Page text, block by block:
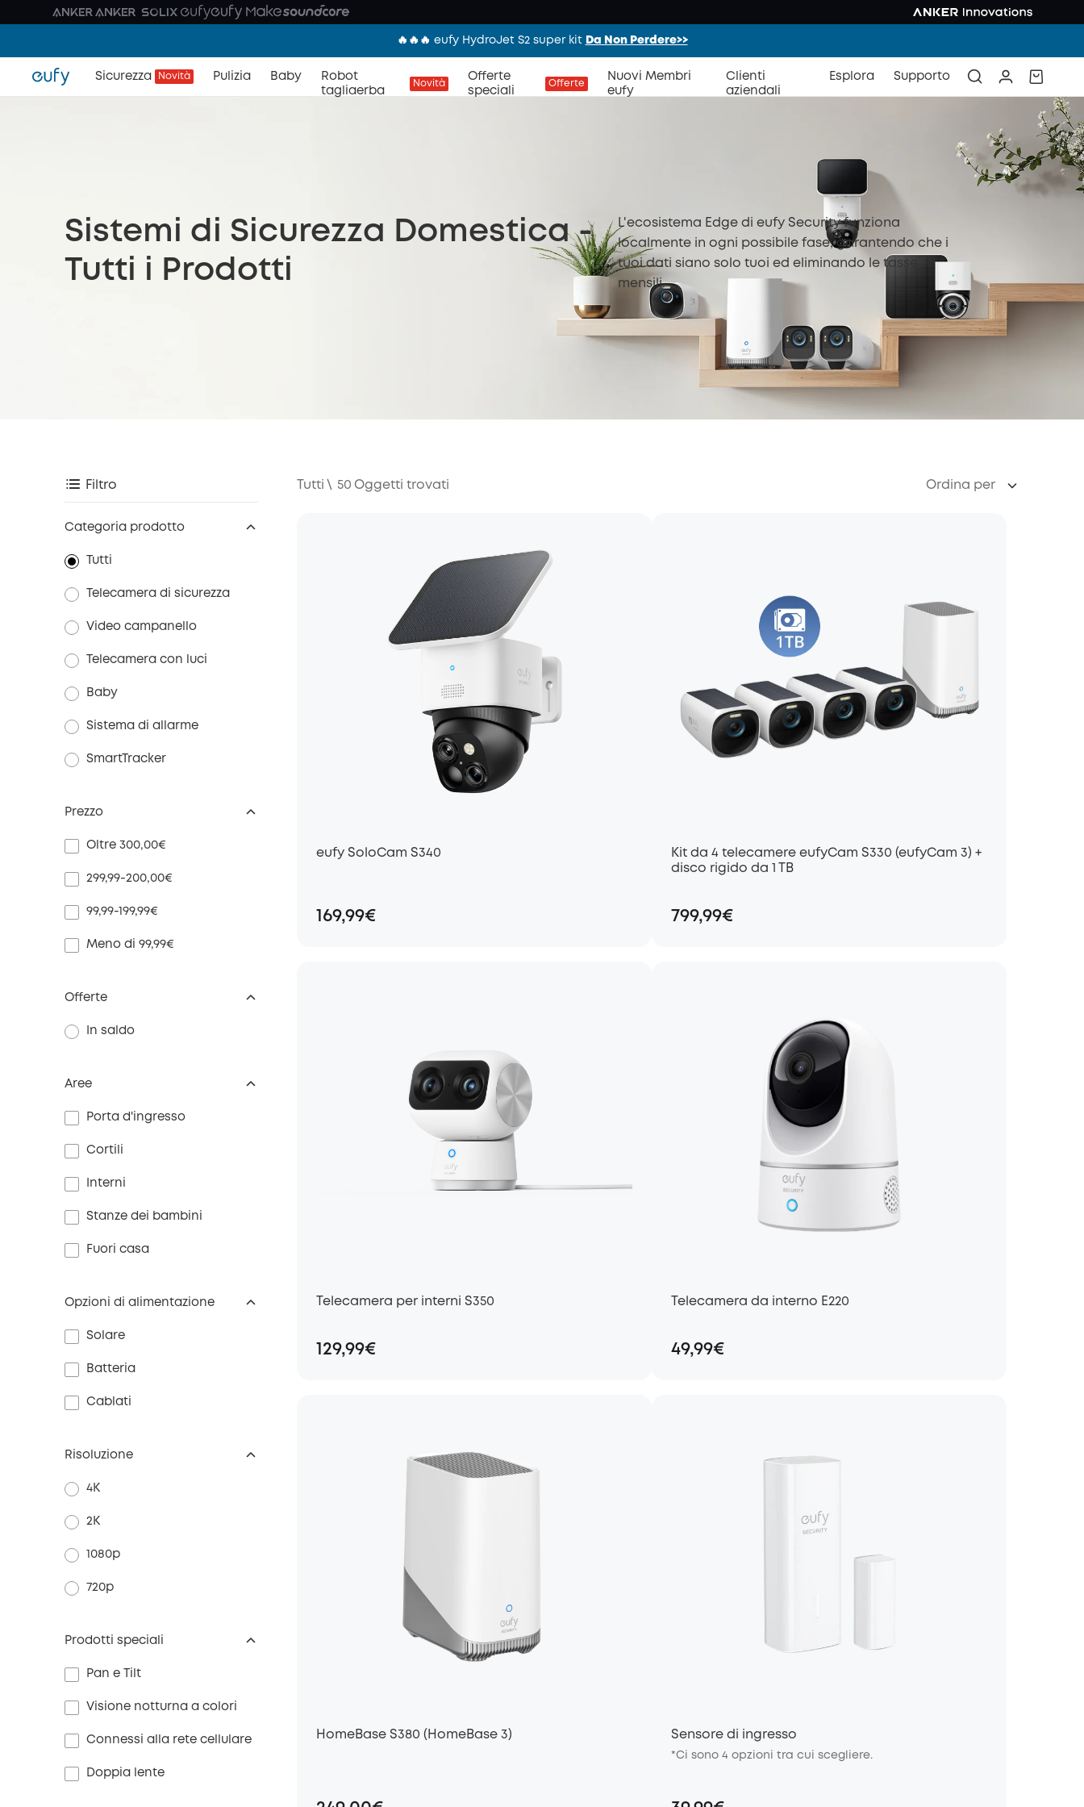
🔥🔥🔥 eufy HydroJet S2 super kit Da Non Perdere>>
Sicurezza Novità Pulizia Baby
Robot
tagliaerba
Novità
Offerte
speciali
Offerte
Nuovi Membri
eufy
Clienti
aziendali
Esplora Supporto
Sistemi di Sicurezza Domestica -
Tutti i Prodotti
L'ecosistema Edge di eufy Security funziona
localmente in ogni possibile fase, garantendo che i
tuoi dati siano solo tuoi ed eliminando le tasse
mensili.
Filtro Tutti \ 50 Oggetti trovati Ordina per
Categoria prodotto
Tutti
Telecamera di sicurezza
Video campanello
Telecamera con luci
Baby
Sistema di allarme
SmartTracker
Prezzo
Oltre 300,00€
299,99-200,00€
99,99-199,99€
Meno di 99,99€
Offerte
In saldo
Aree
Porta d'ingresso
Cortili
Interni
Stanze dei bambini
Fuori casa
Opzioni di alimentazione
Solare
Batteria
Cablati
Risoluzione
4K
2K
1080p
720p
Prodotti speciali
Pan e Tilt
Visione notturna a colori
Connessi alla rete cellulare
Doppia lente
eufy SoloCam S340
169,99€
Kit da 4 telecamere eufyCam S330 (eufyCam 3) +
disco rigido da 1 TB
799,99€
Telecamera per interni S350
129,99€
Telecamera da interno E220
49,99€
HomeBase S380 (HomeBase 3) Sensore di ingresso
*Ci sono 4 opzioni tra cui scegliere.